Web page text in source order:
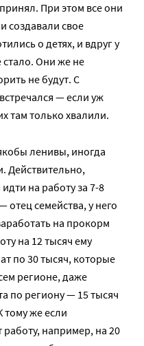
При этом все они
создавали свое
о детях, и вдруг у
стало. Они же не
не будут. С
— если уж
там только хвалили.
ленивы, иногда
Действительно,
на работу за 7-8
семейства, у него
на прокорм
на 12 тысяч ему
по 30 тысяч, которые
регионе, даже
по региону — 15 тысяч
тому же если
например, на 20